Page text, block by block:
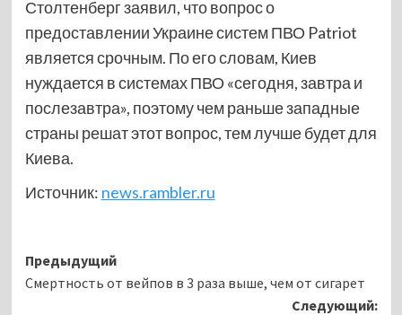
Столтенберг заявил, что вопрос о
предоставлении Украине систем ПВО Patriot
является срочным. По его словам, Киев
нуждается в системах ПВО «сегодня, завтра и
послезавтра», поэтому чем раньше западные
страны решат этот вопрос, тем лучше будет для
Киева.
Источник: news.rambler.ru
Навигация
записи
Предыдущий
Смертность от вейпов в 3 раза выше, чем от сигарет
Следующий: